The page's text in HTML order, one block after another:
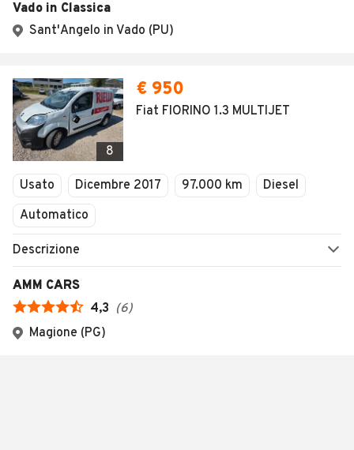
Vado in Classica
Sant'Angelo in Vado (PU)
8
€ 950
Fiat FIORINO 1.3 MULTIJET
Usato Dicembre 2017 97.000 km
Diesel
Automatico
Descrizione
AMM CARS
4,3 (6)
Magione (PG)